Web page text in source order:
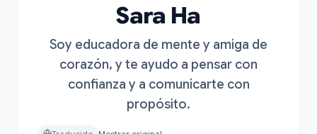
Sara Ha
Soy educadora de mente y amiga de
corazón, y te ayudo a pensar con
confianza y a comunicarte con
propósito.